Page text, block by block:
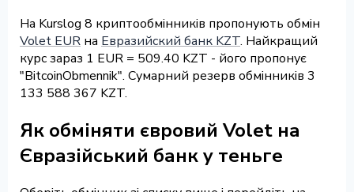
На Kurslog 8 криптообмінників пропонують обмін
Volet EUR на Евразийский банк KZT. Найкращий
курс зараз 1 EUR = 509.40 KZT - його пропонує
"BitcoinObmennik". Сумарний резерв обмінників 3
133 588 367 KZT.
Як обміняти євровий Volet на
Євразійський банк у теньге